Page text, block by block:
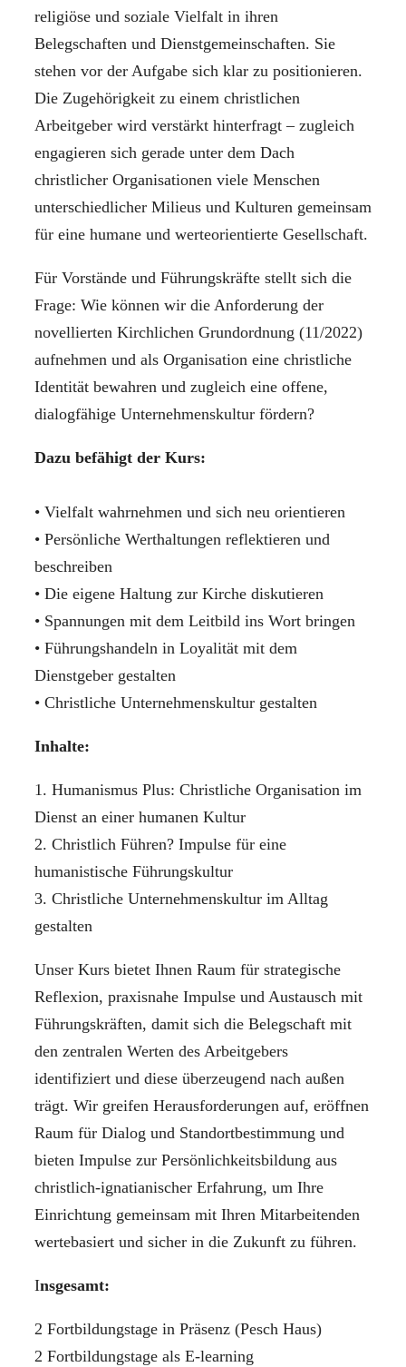
religiöse und soziale Vielfalt in ihren
Belegschaften und Dienstgemeinschaften. Sie
stehen vor der Aufgabe sich klar zu positionieren.
Die Zugehörigkeit zu einem christlichen
Arbeitgeber wird verstärkt hinterfragt – zugleich
engagieren sich gerade unter dem Dach
christlicher Organisationen viele Menschen
unterschiedlicher Milieus und Kulturen gemeinsam
für eine humane und werteorientierte Gesellschaft.
Für Vorstände und Führungskräfte stellt sich die
Frage: Wie können wir die Anforderung der
novellierten Kirchlichen Grundordnung (11/2022)
aufnehmen und als Organisation eine christliche
Identität bewahren und zugleich eine offene,
dialogfähige Unternehmenskultur fördern?
Dazu befähigt der Kurs:
• Vielfalt wahrnehmen und sich neu orientieren
• Persönliche Werthaltungen reflektieren und
beschreiben
• Die eigene Haltung zur Kirche diskutieren
• Spannungen mit dem Leitbild ins Wort bringen
• Führungshandeln in Loyalität mit dem
Dienstgeber gestalten
• Christliche Unternehmenskultur gestalten
Inhalte:
1. Humanismus Plus: Christliche Organisation im
Dienst an einer humanen Kultur
2. Christlich Führen? Impulse für eine
humanistische Führungskultur
3. Christliche Unternehmenskultur im Alltag
gestalten
Unser Kurs bietet Ihnen Raum für strategische
Reflexion, praxisnahe Impulse und Austausch mit
Führungskräften, damit sich die Belegschaft mit
den zentralen Werten des Arbeitgebers
identifiziert und diese überzeugend nach außen
trägt. Wir greifen Herausforderungen auf, eröffnen
Raum für Dialog und Standortbestimmung und
bieten Impulse zur Persönlichkeitsbildung aus
christlich-ignatianischer Erfahrung, um Ihre
Einrichtung gemeinsam mit Ihren Mitarbeitenden
wertebasiert und sicher in die Zukunft zu führen.
Insgesamt:
2 Fortbildungstage in Präsenz (Pesch Haus)
2 Fortbildungstage als E-learning